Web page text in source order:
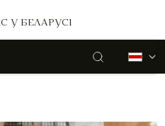
У БЕЛАРУСІ